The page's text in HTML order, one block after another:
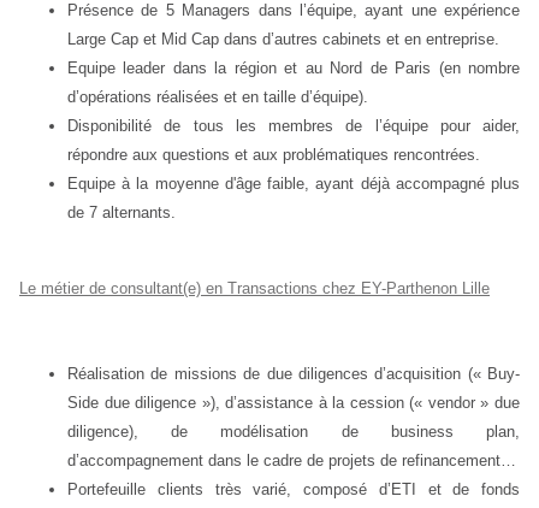
Présence de 5 Managers dans l’équipe, ayant une expérience
Large Cap et Mid Cap dans d’autres cabinets et en entreprise.
Equipe leader dans la région et au Nord de Paris (en nombre
d’opérations réalisées et en taille d’équipe).
Disponibilité de tous les membres de l’équipe pour aider,
répondre aux questions et aux problématiques rencontrées.
Equipe à la moyenne d'âge faible, ayant déjà accompagné plus
de 7 alternants.
Le métier de consultant(e) en Transactions chez EY-Parthenon Lille
Réalisation de missions de due diligences d’acquisition (« Buy-
Side due diligence »), d’assistance à la cession (« vendor » due
diligence), de modélisation de business plan,
d’accompagnement dans le cadre de projets de refinancement…
Portefeuille clients très varié, composé d’ETI et de fonds